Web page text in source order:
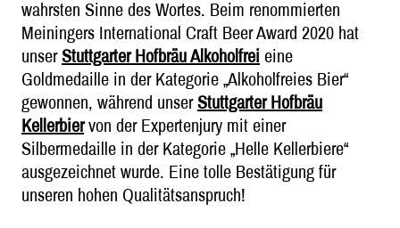
wahrsten Sinne des Wortes. Beim renommierten
Meiningers International Craft Beer Award 2020 hat
unserStuttgarter Hofbräu Alkoholfrei eine
Goldmedaille in der Kategorie „Alkoholfreies Bier“
gewonnen, während unserStuttgarter Hofbräu
Kellerbiervon der Expertenjury mit einer
Silbermedaille in der Kategorie „Helle Kellerbiere“
ausgezeichnet wurde. Eine tolle Bestätigung für
unseren hohen Qualitätsanspruch!